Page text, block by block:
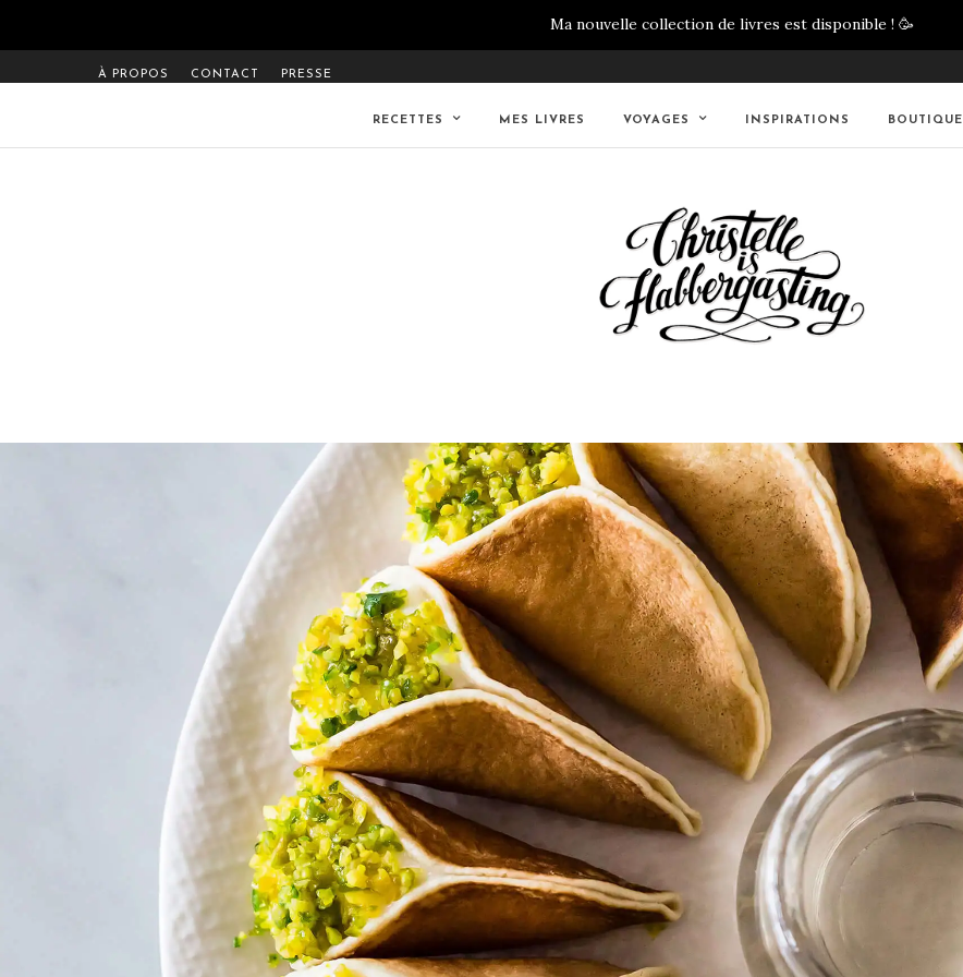
Ma nouvelle collection de livres est disponible ! 🥳
À PROPOS CONTACT PRESSE
RECETTES MES LIVRES VOYAGES INSPIRATIONS BOUTIQUE